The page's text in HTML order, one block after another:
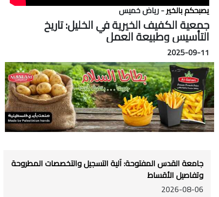
يصبحكم بالخير- رياض خميس
جمعية الكفيف الخيرية في الخليل: تاريخ
التأسيس وطبيعة العمل
2025-09-11
جامعة القدس المفتوحة: آلية التسجيل والتخصصات المطروحة
وتفاصيل الأقساط
2026-08-06